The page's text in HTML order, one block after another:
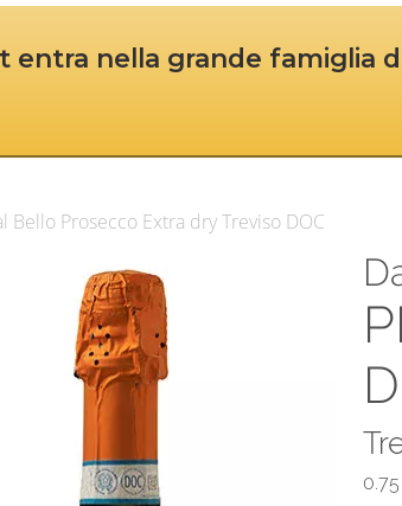
entra nella grande famiglia
Bello Prosecco Extra dry Treviso DOC